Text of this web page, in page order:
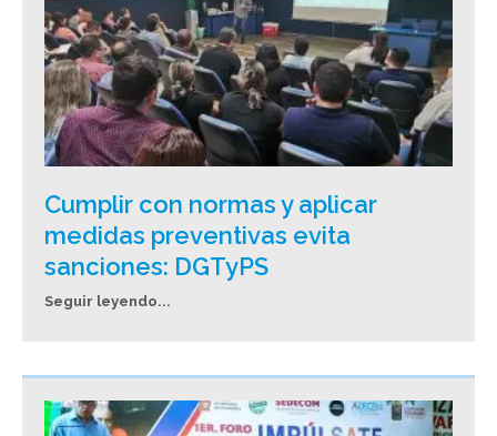
Cumplir con normas y aplicar
medidas preventivas evita
sanciones: DGTyPS
Seguir leyendo...